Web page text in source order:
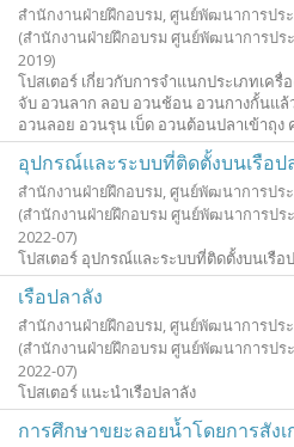
สำนักงานฝ่ายฝึกอบรม, ศูนย์พัฒนาการประ
(สำนักงานฝ่ายฝึกอบรม ศูนย์พัฒนาการประ
2019)
โปสเตอร์ เกี่ยวกับการจำแนกประเภทเค
จับ อวนลาก ลอบ อวนช้อน อวนกางกั้นแ
อวนลอย อวนรุน เบ็ด อวนต้อนปลาเข้าถุง
อุปกรณ์และระบบที่ติดตั้งบนเรือป
สำนักงานฝ่ายฝึกอบรม, ศูนย์พัฒนาการประ
(สำนักงานฝ่ายฝึกอบรม ศูนย์พัฒนาการประ
2022-07)
โปสเตอร์ อุปกรณ์และระบบที่ติดตั้งบนเรือ
เรือปลาลัง
สำนักงานฝ่ายฝึกอบรม, ศูนย์พัฒนาการประ
(สำนักงานฝ่ายฝึกอบรม ศูนย์พัฒนาการประ
2022-07)
โปสเตอร์ แนะนำเรือปลาลัง
การศึกษาขยะลอยน้ำโดยการสังเ